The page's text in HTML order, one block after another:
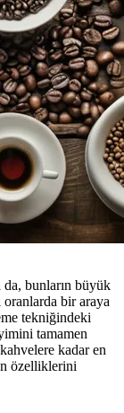
da, bunların büyük
bir araya
tekniğindeki
tamamen
kadar en
özelliklerini